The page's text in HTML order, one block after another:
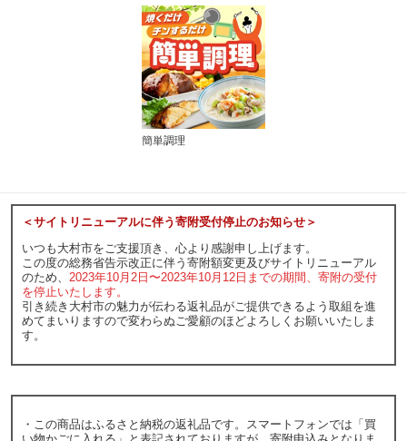
簡単調理
＜サイトリニューアルに伴う寄附受付停止のお知らせ＞
いつも大村市をご支援頂き、心より感謝申し上げます。
この度の総務省告示改正に伴う寄附額変更及びサイトリニューアル
のため、 2023年10月2日〜2023年10月12日までの期間、寄附の受付
を停止いたします。
引き続き大村市の魅力が伝わる返礼品がご提供できるよう取組を進
めてまいりますので変わらぬご愛顧のほどよろしくお願いいたしま
す。
・この商品はふるさと納税の返礼品です。スマートフォンでは「買
い物かごに入れる」と表記されておりますが、寄附申込みとなりま